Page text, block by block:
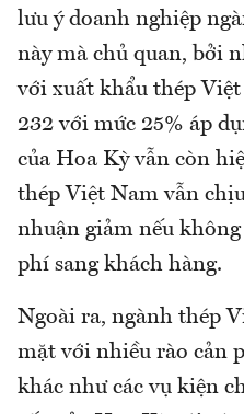
lưu ý doanh nghiệp
này mà chủ quan, bởi
với xuất khẩu thép
232 với mức 25% áp
của Hoa Kỳ vẫn còn
thép Việt Nam vẫn
nhuận giảm nếu
phí sang khách hàng.
Ngoài ra, ngành thép
mặt với nhiều rào cản
khác như các vụ kiện